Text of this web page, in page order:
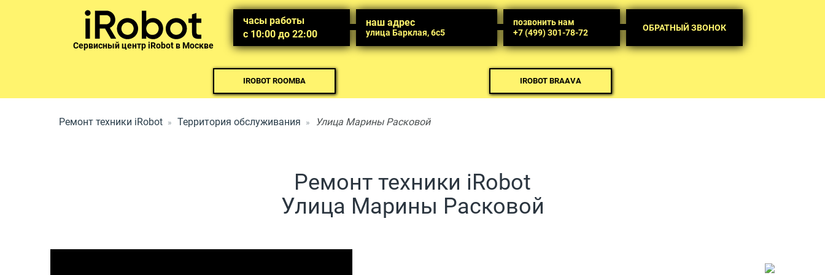
Сервисный центр iRobot в Москве
часы работы
с 10:00 до 22:00
наш адрес
улица Барклая, 6с5
позвонить нам
+7 (499) 301-78-72
ОБРАТНЫЙ ЗВОНОК
IROBOT ROOMBA IROBOT BRAAVA
Ремонт техники iRobot Территория обслуживания Улица Марины Расковой
Ремонт техники iRobot
Улица Марины Расковой